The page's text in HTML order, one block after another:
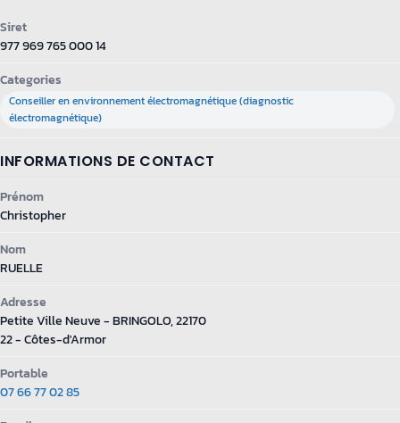
Siret
977 969 765 000 14
Categories
Conseiller en environnement électromagnétique (diagnostic
électromagnétique)
INFORMATIONS DE CONTACT
Prénom
Christopher
Nom
RUELLE
Adresse
Petite Ville Neuve - BRINGOLO, 22170
22 - Côtes-d'Armor
Portable
07 66 77 02 85